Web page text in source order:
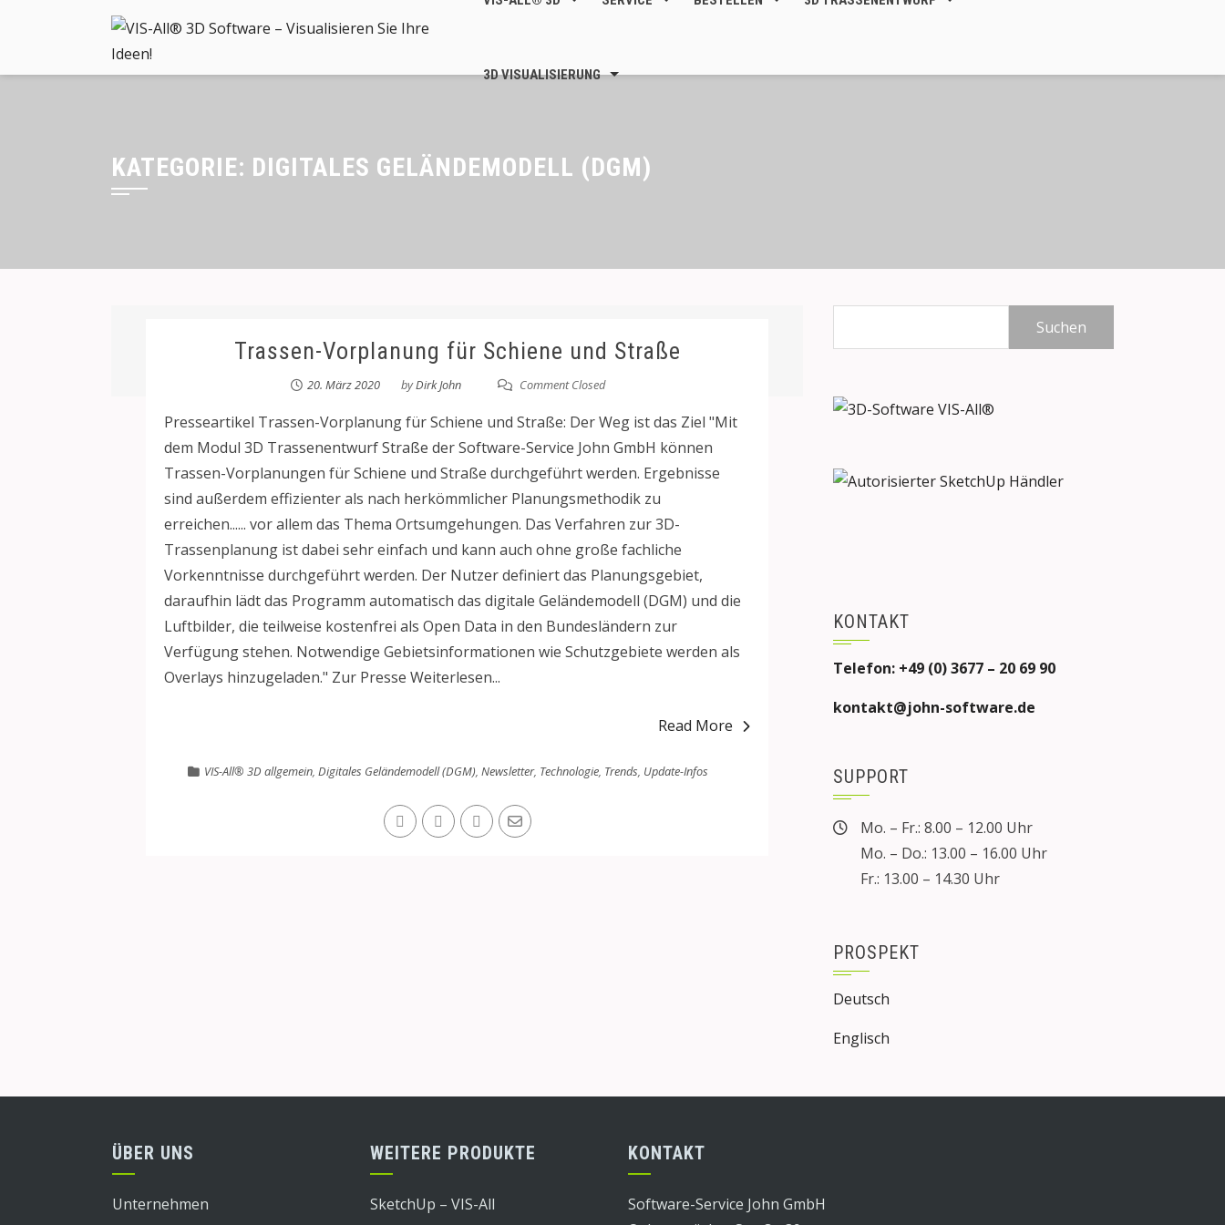
3D VISUALISIERUNG
KATEGORIE: DIGITALES GELÄNDEMODELL (DGM)
Trassen-Vorplanung für Schiene und Straße
20. März 2020 byDirk John Comment Closed
Presseartikel Trassen-Vorplanung für Schiene und Straße: Der Weg ist das Ziel "Mit
dem Modul 3D Trassenentwurf Straße der Software-Service John GmbH können
Trassen-Vorplanungen für Schiene und Straße durchgeführt werden. Ergebnisse
sind außerdem effizienter als nach herkömmlicher Planungsmethodik zu
erreichen...... vor allem das Thema Ortsumgehungen. Das Verfahren zur 3D-
Trassenplanung ist dabei sehr einfach und kann auch ohne große fachliche
Vorkenntnisse durchgeführt werden. Der Nutzer definiert das Planungsgebiet,
daraufhin lädt das Programm automatisch das digitale Geländemodell (DGM) und die
Luftbilder, die teilweise kostenfrei als Open Data in den Bundesländern zur
Verfügung stehen. Notwendige Gebietsinformationen wie Schutzgebiete werden als
Overlays hinzugeladen." Zur Presse Weiterlesen...
Read More
VIS-All® 3D allgemein, Digitales Geländemodell (DGM), Newsletter, Technologie, Trends, Update-Infos
KONTAKT
Telefon: +49 (0) 3677 – 20 69 90
kontakt@john-software.de
SUPPORT
Mo. – Fr.: 8.00 – 12.00 Uhr
Mo. – Do.: 13.00 – 16.00 Uhr
Fr.: 13.00 – 14.30 Uhr
PROSPEKT
Deutsch
Englisch
ÜBER UNS
Unternehmen
WEITERE PRODUKTE
SketchUp – VIS-All
KONTAKT
Software-Service John GmbH